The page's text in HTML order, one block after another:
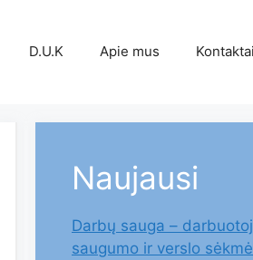
D.U.K Apie mus Kontaktai
Naujausi
Darbų sauga –
saugumo ir verslo